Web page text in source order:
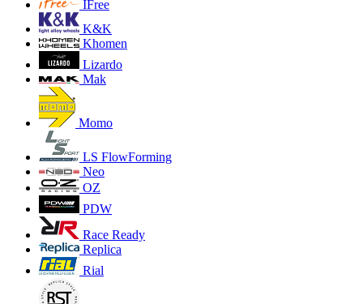
IFree
K&K
Khomen
Lizardo
Mak
Momo
LS FlowForming
Neo
OZ
PDW
Race Ready
Replica
Rial